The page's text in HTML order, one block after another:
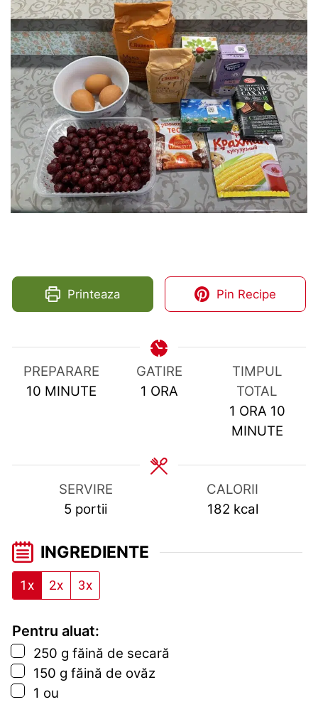
Printeaza Pin Recipe
PREPARARE
10MINUTES
MINUTE
GATIRE
1 HOUR
ORA
TIMPUL
TOTAL
1 HOUR
ORA 10
MINUTE
SERVIRE
5 portii
CALORII
182 kcal
INGREDIENTE
1x 2x 3x
Pentru aluat:
▢
250 g făină de secară
▢
150 g făină de ovăz
▢
1 ou